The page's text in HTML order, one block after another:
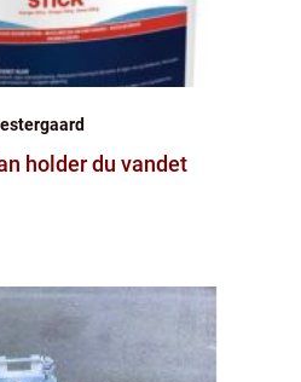
holder du vandet